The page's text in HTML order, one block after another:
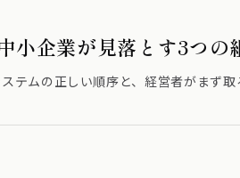
企業が見落とす3つの
テムの正しい順序と、経営者がまず